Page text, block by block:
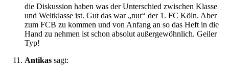
die Diskussion haben was der Unterschied zwischen Klasse
und Weltklasse ist. Gut das war „nur“ der 1. FC Köln. Aber
zum FCB zu kommen und von Anfang an so das Heft in die
Hand zu nehmen ist schon absolut außergewöhnlich. Geiler
Typ!
Antikas sagt: